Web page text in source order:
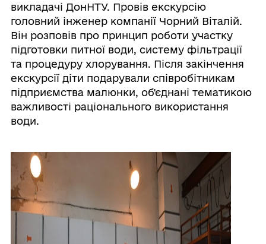
викладачі ДонНТУ. Провів екскурсію
головний інженер компанії Чорний Віталій.
Він розповів про принцип роботи участку
підготовки питної води, систему фільтрації
та процедуру хлорування. Після закінчення
екскурсії діти подарували співробітникам
підприємства малюнки, об'єднані тематикою
важливості раціонального використання
води.